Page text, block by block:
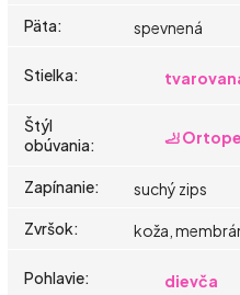
Päta: spevnená
Stielka:
Štýl
obúvania: 🦶
Zapínanie:
suchý zips
Zvršok: koža,
Pohlavie: dievča